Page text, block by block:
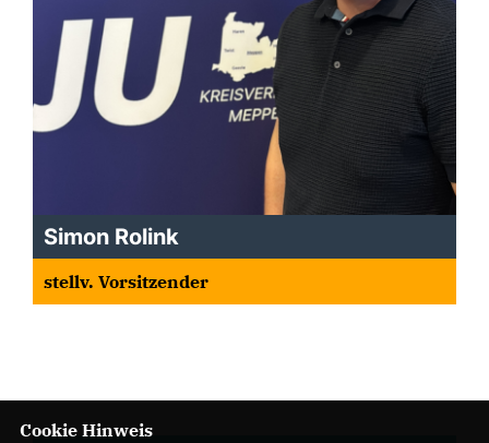
Simon Rolink
stellv. Vorsitzender
Cookie Hinweis